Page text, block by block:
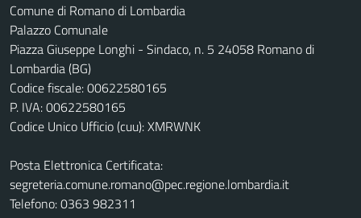
Comune di Romano di Lombardia
Palazzo Comunale
Piazza Giuseppe Longhi - Sindaco, n. 5 24058 Romano di
Lombardia (BG)
Codice fiscale: 00622580165
P. IVA: 00622580165
Codice Unico Ufficio (cuu): XMRWNK
Posta Elettronica Certificata:
segreteria.comune.romano@pec.regione.lombardia.it
Telefono: 0363 982311